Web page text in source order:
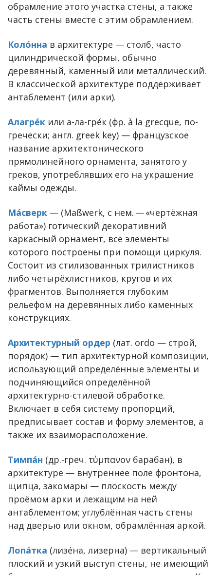
обрамление этого участка стены, а также
часть стены вместе с этим обрамлением.
Коло́нна в архитектуре — столб, часто
цилиндрической формы, обычно
деревянный, каменный или металлический.
В классической архитектуре поддерживает
антаблемент (или арки).
Алагре́к или а-ла-гре́к (фр. à la grecque, по-
гречески; англ. greek key) — французское
название архитектонического
прямолинейного орнамента, занятого у
греков, употреблявших его на украшение
каймы одежды.
Ма́сверк — (Maßwerk, с нем. — «чертёжная
работа») готический декоративний
каркасный орнамент, все элементы
которого построены при помощи циркуля.
Состоит из стилизованных трилистников
либо четырёхлистников, кругов и их
фрагментов. Выполняется глубоким
рельефом на деревянных либо каменных
конструкциях.
Архитектурный ордер (лат. ordo — строй,
порядок) — тип архитектурной композиции,
использующий определённые элементы и
подчиняющийся определённой
архитектурно-стилевой обработке.
Включает в себя систему пропорций,
предписывает состав и форму элементов, а
также их взаиморасположение.
Тимпа́н (др.-греч. τύμπανον барабан), в
архитектуре — внутреннее поле фронтона,
щипца, закомары — плоскость между
проёмом арки и лежащим на ней
антаблементом; углублённая часть стены
над дверью или окном, обрамлённая аркой.
Лопа́тка (лизе́на, лизерна) — вертикальный
плоский и узкий выступ стены, не имеющий